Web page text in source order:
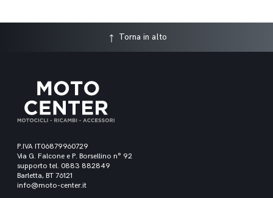
Torna in alto
P.IVA IT06879960729
Via G. Falcone e P. Borsellino n° 92
supporto tel. 0883 882849
Barletta, BT 76121
info@moto-center.it